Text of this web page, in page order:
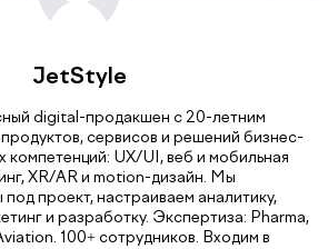
JetStyle
digital-продакшен с 20-летним
сервисов и решений бизнес-
компетенций: UX/UI, веб и мобильная
XR/AR и motion-дизайн. Мы
проект, настраиваем аналитику,
и разработку. Экспертиза: Pharma,
100+ сотрудников. Входим в